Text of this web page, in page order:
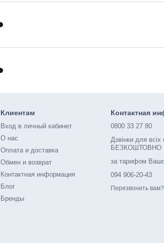
Клиентам
Вход в личный кабинет
О нас
Оплата и доставка
Обмен и возврат
Контактная информация
Блог
Бренды
Контактная
0800 33 27 80
Дзвінки для всіх
БЕЗКОШТОВНО
за тарифом
094 906-20-43
Перезвонить вам?